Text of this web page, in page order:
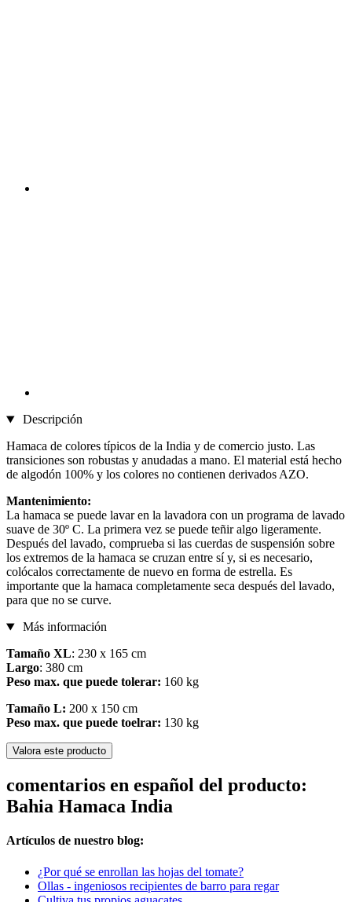
Descripción
Hamaca de colores típicos de la India y de comercio justo. Las
transiciones son robustas y anudadas a mano. El material está hecho
de algodón 100% y los colores no contienen derivados AZO.
Mantenimiento:
La hamaca se puede lavar en la lavadora con un programa de lavado
suave de 30º C. La primera vez se puede teñir algo ligeramente.
Después del lavado, comprueba si las cuerdas de suspensión sobre
los extremos de la hamaca se cruzan entre sí y, si es necesario,
colócalos correctamente de nuevo en forma de estrella. Es
importante que la hamaca completamente seca después del lavado,
para que no se curve.
Más información
Tamaño XL: 230 x 165 cm
Largo: 380 cm
Peso max. que puede tolerar: 160 kg
Tamaño L: 200 x 150 cm
Peso max. que puede toelrar: 130 kg
Valora este producto
comentarios en español del producto:
Bahia Hamaca India
Artículos de nuestro blog:
¿Por qué se enrollan las hojas del tomate?
Ollas - ingeniosos recipientes de barro para regar